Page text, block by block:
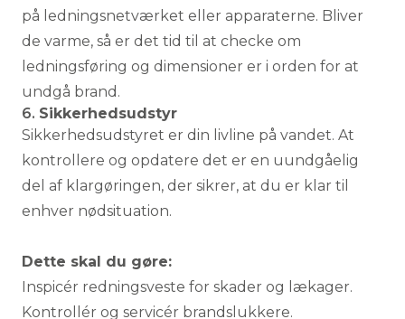
på ledningsnetværket eller apparaterne. Bliver
de varme, så er det tid til at checke om
ledningsføring og dimensioner er i orden for at
undgå brand.
6. Sikkerhedsudstyr
Sikkerhedsudstyret er din livline på vandet. At
kontrollere og opdatere det er en uundgåelig
del af klargøringen, der sikrer, at du er klar til
enhver nødsituation.
Dette skal du gøre:
Inspicér redningsveste for skader og lækager.
Kontrollér og servicér brandslukkere.